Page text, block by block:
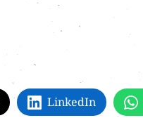
LinkedIn